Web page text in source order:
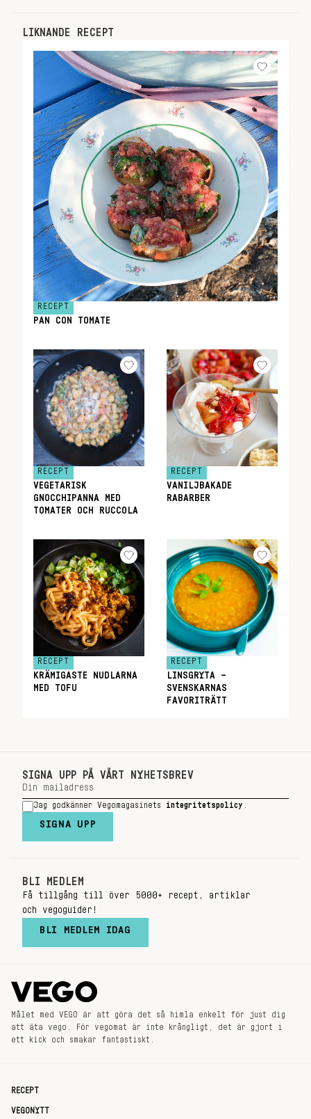
LIKNANDE RECEPT
RECEPT
PAN CON TOMATE
RECEPT
VEGETARISK
GNOCCHIPANNA MED
TOMATER OCH RUCCOLA
RECEPT
VANILJBAKADE
RABARBER
RECEPT
KRÄMIGASTE NUDLARNA
MED TOFU
RECEPT
LINSGRYTA –
SVENSKARNAS
FAVORITRÄTT
SIGNA UPP PÅ VÅRT NYHETSBREV
Jag godkänner Vegomagasinets integritetspolicy
SIGNA UPP
BLI MEDLEM
Få tillgång till över 5000+ recept, artiklar
och vegoguider!
BLI MEDLEM IDAG
Målet med VEGO är att göra det så himla enkelt för just dig
att äta vego. För vegomat är inte krångligt, det är gjort i
ett kick och smakar fantastiskt.
RECEPT
VEGONYTT